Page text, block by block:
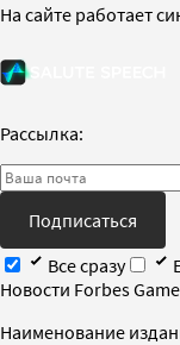
На сайте работает
Рассылка:
Подписаться
Все сразу
Новости Forbes
Наименование